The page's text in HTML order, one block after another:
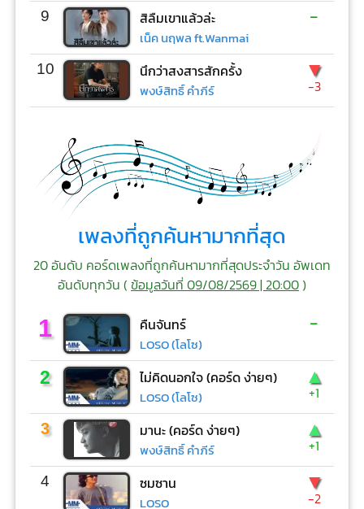
9 สิลืมเขาแล้วล่ะ
เน็ค นฤพล ft.Wanmai
-
10 นึกว่าสงสารสักครั้ง
พงษ์สิทธิ์ คำภีร์
▼
-3
เพลงที่ถูกค้นหามากที่สุด
20 อันดับ คอร์ดเพลงที่ถูกค้นหามากที่สุดประจำวัน อัพเดท
อันดับทุกวัน (ข้อมูลวันที่ 09/08/2569 | 20:00)
1 คืนจันทร์
LOSO (โลโซ)
-
2 ไม่คิดนอกใจ (คอร์ด ง่ายๆ)
LOSO (โลโซ)
▲
+1
3 มานะ (คอร์ด ง่ายๆ)
พงษ์สิทธิ์ คำภีร์
▲
+1
4 ซมซาน
LOSO
▼
-2